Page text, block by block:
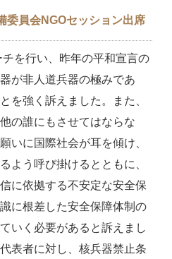
委員会NGOセッション出席
を行い、昨年の平和宣言の
が非人道兵器の極みであ
を強く訴えました。また、
の誰にもさせてはならな
いに国際社会が耳を傾け、
よう呼び掛けるとともに、
に依拠する不安定な安全保
に根差した安全保障体制の
いく必要があると訴えまし
表者に対し、核兵器禁止条